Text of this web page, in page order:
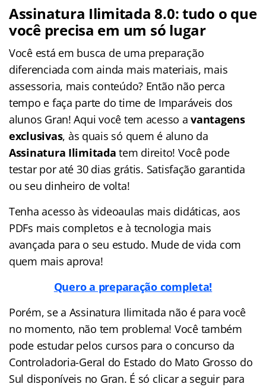
Assinatura Ilimitada 8.0: tudo o que
você precisa em um só lugar
Você está em busca de uma preparação
diferenciada com ainda mais materiais, mais
assessoria, mais conteúdo? Então não perca
tempo e faça parte do time de Imparáveis dos
alunos Gran! Aqui você tem acesso avantagens
exclusivas, às quais só quem é aluno da
Assinatura Ilimitada tem direito! Você pode
testar por até 30 dias grátis. Satisfação garantida
ou seu dinheiro de volta!
Tenha acesso às videoaulas mais didáticas, aos
PDFs mais completos e à tecnologia mais
avançada para o seu estudo. Mude de vida com
quem mais aprova!
Quero a preparação completa!
Porém, se a Assinatura Ilimitada não é para você
no momento, não tem problema! Você também
pode estudar pelos cursos para o concurso da
Controladoria-Geral do Estado do Mato Grosso do
Sul disponíveis no Gran. É só clicar a seguir para